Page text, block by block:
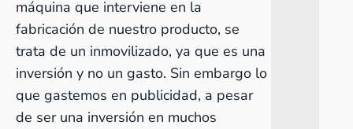
máquina que interviene en la
fabricación de nuestro producto, se
trata de un inmovilizado, ya que es una
inversión y no un gasto. Sin embargo lo
que gastemos en publicidad, a pesar
de ser una inversión en muchos